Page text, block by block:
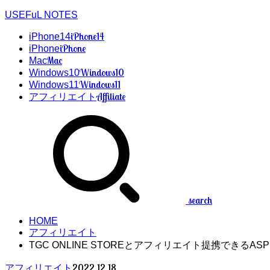
USEFuL NOTES
iPhone14iPhone14
iPhoneiPhone
MacMac
Windows10Windows10
Windows11Windows11
アフィリエイトAffiliate
search
HOME
アフィリエイト
TGC ONLINE STOREとアフィリエイト提携できる
アフィリエイト 2022.12.18